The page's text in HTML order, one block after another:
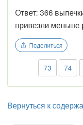
Ответ: 366
привезли меньше
Поделиться
73 74
Вернуться к